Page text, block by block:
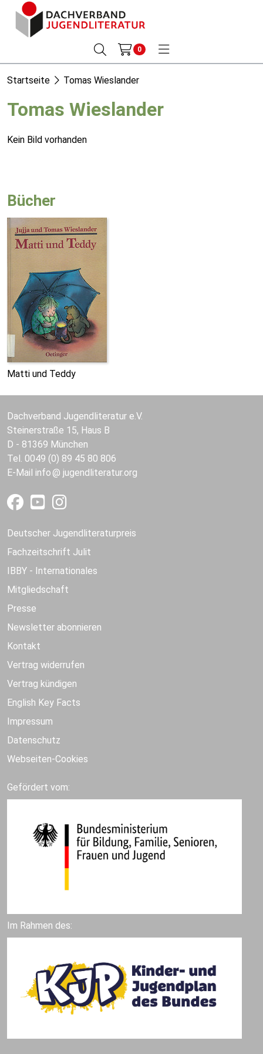
0
Startseite Tomas Wieslander
Tomas Wieslander
Kein Bild vorhanden
Bücher
Matti und Teddy
Dachverband Jugendliteratur e.V.
Steinerstraße 15, Haus B
D - 81369 München
Tel. 0049 (0) 89 45 80 806
E-Mail info jugendliteratur.org
Deutscher Jugendliteraturpreis
Fachzeitschrift Julit
IBBY - Internationales
Mitgliedschaft
Presse
Newsletter abonnieren
Kontakt
Vertrag widerrufen
Vertrag kündigen
English Key Facts
Impressum
Datenschutz
Webseiten-Cookies
Gefördert vom:
Im Rahmen des: